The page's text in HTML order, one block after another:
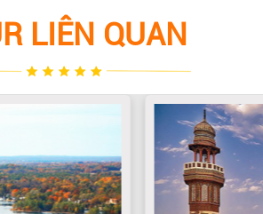
LIÊN QUAN